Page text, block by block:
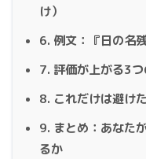
け）
6. 例文：『日の名
7. 評価が上がる3
8. これだけは避け
9. まとめ：あなた
るか